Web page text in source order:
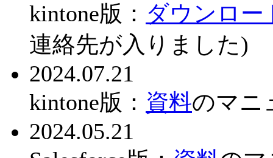
kintone版： ダウンロー
連絡先が入りました)
2024.07.21
kintone版： 資料のマニ
2024.05.21